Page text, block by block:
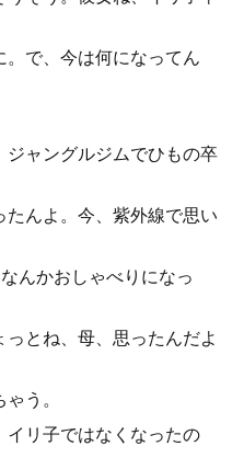
で、今は何になってん
ャングルジムでひもの卒
んよ。今、紫外線で思い
んかおしゃべりになっ
とね、母、思ったんだよ
う。
イリ子ではなくなったの